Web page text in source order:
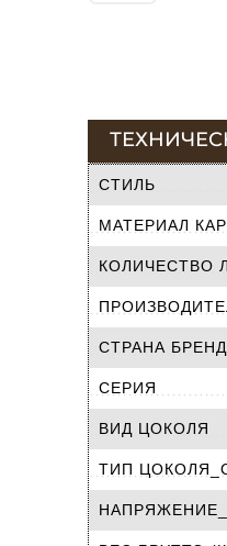
СТИЛЬ
МАТЕРИАЛ
КОЛИЧЕСТВО
СТРАНА
СЕРИЯ
ВИД ЦОКОЛЯ
ТИП